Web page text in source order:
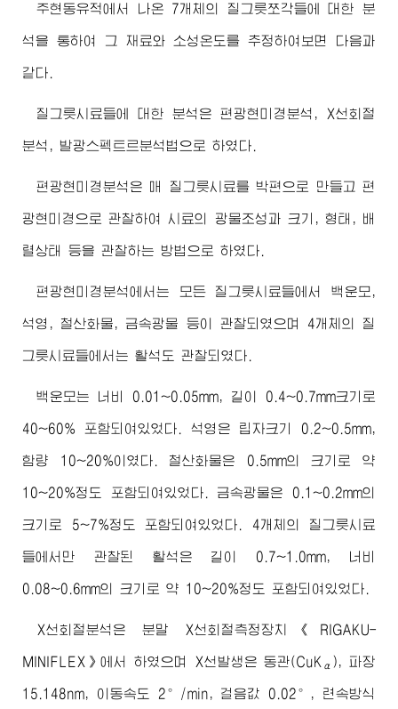
주현동유적에서 나온 7개체의 질그릇쪼각들에 대한 분
석을 통하여 그 재료와 소성온도를 추정하여보면 다음과
같다.
질그릇시료들에 대한 분석은 편광현미경분석, X선회절
분석, 발광스펙트르분석법으로 하였다.
편광현미경분석은 매 질그릇시료를 박편으로 만들고 편
광현미경으로 관찰하여 시료의 광물조성과 크기, 형태, 배
렬상태 등을 관찰하는 방법으로 하였다.
편광현미경분석에서는 모든 질그릇시료들에서 백운모,
석영, 철산화물, 금속광물 등이 관찰되였으며 4개체의 질
그릇시료들에서는 활석도 관찰되였다.
백운모는 너비 0.01~0.05mm, 길이 0.4~0.7mm크기로
40~60% 포함되여있었다. 석영은 립자크기 0.2~0.5mm,
함량 10~20%이였다. 철산화물은 0.5mm의 크기로 약
10~20%정도 포함되여있었다. 금속광물은 0.1~0.2mm의
크기로 5~7%정도 포함되여있었다. 4개체의 질그릇시료
들에서만 관찰된 활석은 길이 0.7~1.0mm, 너비
0.08~0.6mm의 크기로 약 10~20%정도 포함되여있었다.
X선회절분석은 분말 X선회절측정장치《RIGAKU-
MINIFLEX》에서 하였으며 X선발생은 동관(CuK α ), 파장
15.148nm, 이동속도 2°/min, 걸음값 0.02°, 련속방식